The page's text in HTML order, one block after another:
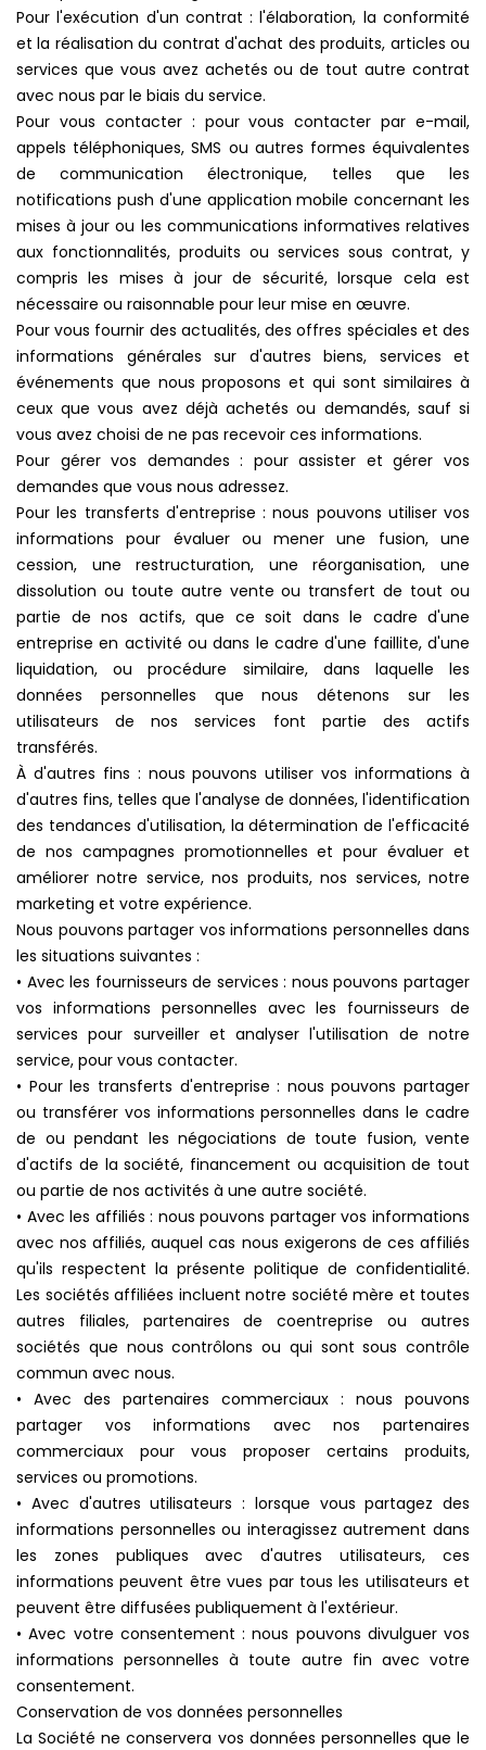
Pour l'exécution d'un contrat : l'élaboration, la conformité
et la réalisation du contrat d'achat des produits, articles ou
services que vous avez achetés ou de tout autre contrat
avec nous par le biais du service.
Pour vous contacter : pour vous contacter par e-mail,
appels téléphoniques, SMS ou autres formes équivalentes
de communication électronique, telles que les
notifications push d'une application mobile concernant les
mises à jour ou les communications informatives relatives
aux fonctionnalités, produits ou services sous contrat, y
compris les mises à jour de sécurité, lorsque cela est
nécessaire ou raisonnable pour leur mise en œuvre.
Pour vous fournir des actualités, des offres spéciales et des
informations générales sur d'autres biens, services et
événements que nous proposons et qui sont similaires à
ceux que vous avez déjà achetés ou demandés, sauf si
vous avez choisi de ne pas recevoir ces informations.
Pour gérer vos demandes : pour assister et gérer vos
demandes que vous nous adressez.
Pour les transferts d'entreprise : nous pouvons utiliser vos
informations pour évaluer ou mener une fusion, une
cession, une restructuration, une réorganisation, une
dissolution ou toute autre vente ou transfert de tout ou
partie de nos actifs, que ce soit dans le cadre d'une
entreprise en activité ou dans le cadre d'une faillite, d'une
liquidation, ou procédure similaire, dans laquelle les
données personnelles que nous détenons sur les
utilisateurs de nos services font partie des actifs
transférés.
À d'autres fins : nous pouvons utiliser vos informations à
d'autres fins, telles que l'analyse de données, l'identification
des tendances d'utilisation, la détermination de l'efficacité
de nos campagnes promotionnelles et pour évaluer et
améliorer notre service, nos produits, nos services, notre
marketing et votre expérience.
Nous pouvons partager vos informations personnelles dans
les situations suivantes :
• Avec les fournisseurs de services : nous pouvons partager
vos informations personnelles avec les fournisseurs de
services pour surveiller et analyser l'utilisation de notre
service, pour vous contacter.
• Pour les transferts d'entreprise : nous pouvons partager
ou transférer vos informations personnelles dans le cadre
de ou pendant les négociations de toute fusion, vente
d'actifs de la société, financement ou acquisition de tout
ou partie de nos activités à une autre société.
• Avec les affiliés : nous pouvons partager vos informations
avec nos affiliés, auquel cas nous exigerons de ces affiliés
qu'ils respectent la présente politique de confidentialité.
Les sociétés affiliées incluent notre société mère et toutes
autres filiales, partenaires de coentreprise ou autres
sociétés que nous contrôlons ou qui sont sous contrôle
commun avec nous.
• Avec des partenaires commerciaux : nous pouvons
partager vos informations avec nos partenaires
commerciaux pour vous proposer certains produits,
services ou promotions.
• Avec d'autres utilisateurs : lorsque vous partagez des
informations personnelles ou interagissez autrement dans
les zones publiques avec d'autres utilisateurs, ces
informations peuvent être vues par tous les utilisateurs et
peuvent être diffusées publiquement à l'extérieur.
• Avec votre consentement : nous pouvons divulguer vos
informations personnelles à toute autre fin avec votre
consentement.
Conservation de vos données personnelles
La Société ne conservera vos données personnelles que le